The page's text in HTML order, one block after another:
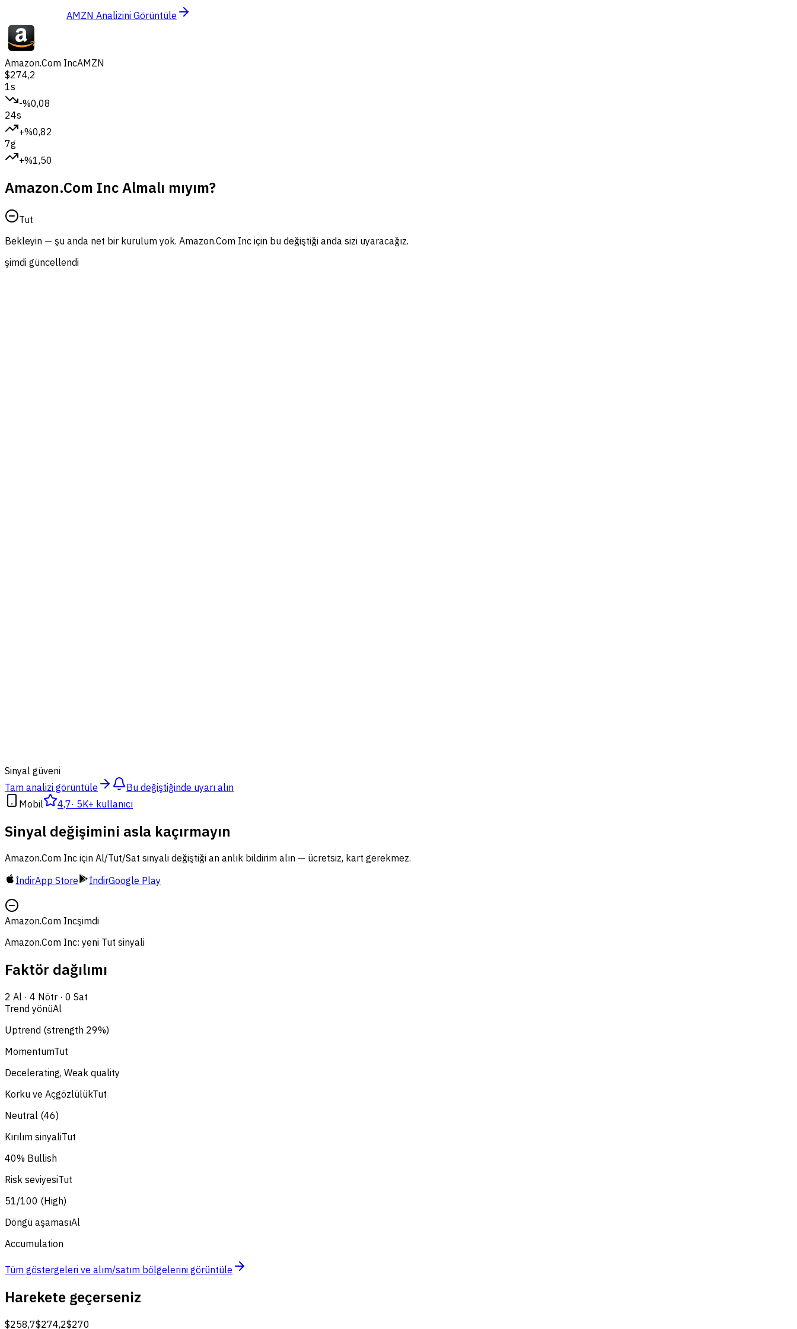
AMZN Analizini Görüntüle
Amazon.Com IncAMZN
$274,2
1s
-%0,08
24s
+%0,82
7g
+%1,50
Amazon.Com Inc Almalı mıyım?
Tut
Bekleyin — şu anda net bir kurulum yok. Amazon.Com Inc için bu değiştiği anda sizi uyaracağız.
şimdi güncellendi
Sinyal güveni
Tam analizi görüntüle
Bu değiştiğinde uyarı alın
Mobil
4,7· 5K+ kullanıcı
Sinyal değişimini asla kaçırmayın
Amazon.Com Inc için Al/Tut/Sat sinyali değiştiği an anlık bildirim alın — ücretsiz, kart gerekmez.
İndirApp Store İndirGoogle Play
Amazon.Com Incşimdi
Amazon.Com Inc: yeni Tut sinyali
Faktör dağılımı
2 Al · 4 Nötr · 0 Sat
Trend yönüAl
Uptrend (strength 29%)
MomentumTut
Decelerating, Weak quality
Korku ve AçgözlülükTut
Neutral (46)
Kırılım sinyaliTut
40% Bullish
Risk seviyesiTut
51/100 (High)
Döngü aşamasıAl
Accumulation
Tüm göstergeleri ve alım/satım bölgelerini görüntüle
Harekete geçerseniz
$258,7$274,2$270